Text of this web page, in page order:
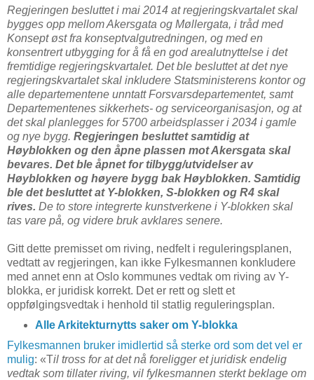
Regjeringen besluttet i mai 2014 at regjeringskvartalet skal
bygges opp mellom Akersgata og Møllergata, i tråd med
Konsept øst fra konseptvalgutredningen, og med en
konsentrert utbygging for å få en god arealutnyttelse i det
fremtidige regjeringskvartalet. Det ble besluttet at det nye
regjeringskvartalet skal inkludere Statsministerens kontor og
alle departementene unntatt Forsvarsdepartementet, samt
Departementenes sikkerhets- og serviceorganisasjon, og at
det skal planlegges for 5700 arbeidsplasser i 2034 i gamle
og nye bygg. Regjeringen besluttet samtidig at
Høyblokken og den åpne plassen mot Akersgata skal
bevares. Det ble åpnet for tilbygg/utvidelser av
Høyblokken og høyere bygg bak Høyblokken. Samtidig
ble det besluttet at Y-blokken, S-blokken og R4 skal
rives. De to store integrerte kunstverkene i Y-blokken skal
tas vare på, og videre bruk avklares senere.
Gitt dette premisset om riving, nedfelt i reguleringsplanen,
vedtatt av regjeringen, kan ikke Fylkesmannen konkludere
med annet enn at Oslo kommunes vedtak om riving av Y-
blokka, er juridisk korrekt. Det er rett og slett et
oppfølgingsvedtak i henhold til statlig reguleringsplan.
Alle Arkitekturnytts saker om Y-blokka
Fylkesmannen bruker imidlertid så sterke ord som det vel er
mulig: «Til tross for at det nå foreligger et juridisk endelig
vedtak som tillater riving, vil fylkesmannen sterkt beklage om